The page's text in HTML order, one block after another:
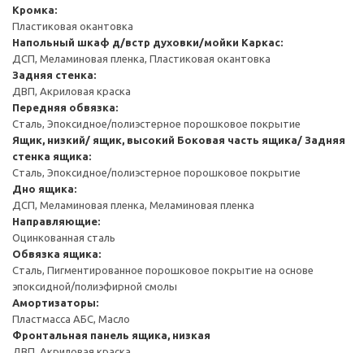
Кромка:
Пластиковая окантовка
Напольный шкаф д/встр духовки/мойки Каркас:
ДСП, Меламиновая пленка, Пластиковая окантовка
Задняя стенка:
ДВП, Акриловая краска
Передняя обвязка:
Сталь, Эпоксидное/полиэстерное порошковое покрытие
Ящик, низкий/ ящик, высокий Боковая часть ящика/ Задняя
стенка ящика:
Сталь, Эпоксидное/полиэстерное порошковое покрытие
Дно ящика:
ДСП, Меламиновая пленка, Меламиновая пленка
Направляющие:
Оцинкованная сталь
Обвязка ящика:
Сталь, Пигментированное порошковое покрытие на основе
эпоксидной/полиэфирной смолы
Амортизаторы:
Пластмасса АБС, Масло
Фронтальная панель ящика, низкая